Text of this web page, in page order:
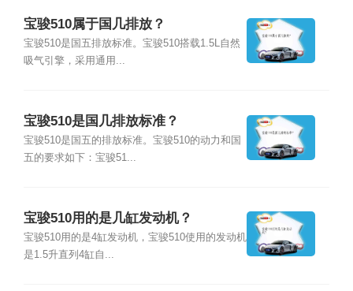
宝骏510属于国几排放？
宝骏510是国五排放标准。宝骏510搭载1.5L自然
吸气引擎，采用通用...
宝骏510是国几排放标准？
宝骏510是国五的排放标准。宝骏510的动力和国
五的要求如下：宝骏51...
宝骏510用的是几缸发动机？
宝骏510用的是4缸发动机，宝骏510使用的发动机
是1.5升直列4缸自...